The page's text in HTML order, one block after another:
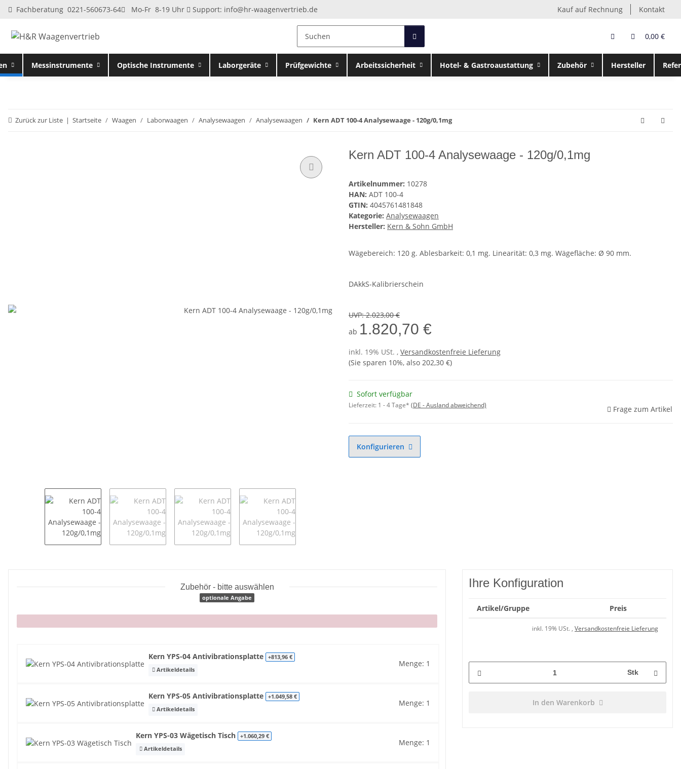
Kauf auf Rechnung Kontakt
Fachberatung 0221-560673-64 Mo-Fr 8-19 Uhr Support: info@hr-waagenvertrieb.de
0,00 €
Messinstrumente Optische Instrumente Laborgeräte Prüfgewichte Arbeitssicherheit Hotel- & Gastroaustattung Zubehör Hersteller
Zurück zur Liste Startseite Waagen Laborwaagen Analysewaagen Analysewaagen Kern ADT 100-4 Analysewaage - 120g/0,1mg
Kern ADT 100-4 Analysewaage - 120g/0,1mg
Artikelnummer: 10278
HAN: ADT 100-4
GTIN: 4045761481848
Kategorie: Analysewaagen
Hersteller: Kern & Sohn GmbH
Wägebereich: 120 g. Ablesbarkeit: 0,1 mg. Linearität: 0,3 mg. Wägefläche: Ø 90 mm.
DAkkS-Kalibrierschein
UVP:2.023,00 €
ab 1.820,70 €
inkl. 19% USt. , Versandkostenfreie Lieferung
(Sie sparen 10%, also 202,30 €)
Sofort verfügbar
Lieferzeit: 1 - 4 Tage* (DE - Ausland abweichend) Frage zum Artikel
Konfigurieren
Zubehör - bitte auswählen
optionale Angabe
x
Kern YPS-04 Antivibrationsplatte
+813,96 €
Artikeldetails
Menge: 1
Kern YPS-05 Antivibrationsplatte
+1.049,58 €
Artikeldetails
Menge: 1
Kern YPS-03 Wägetisch Tisch
+1.060,29 €
Artikeldetails
Menge: 1
Ihre Konfiguration
Artikel/Gruppe Preis
inkl. 19% USt. , Versandkostenfreie Lieferung
Stk
In den Warenkorb